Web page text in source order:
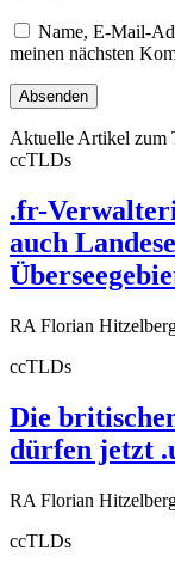
Name, E-Mail-
meinen nächsten
Aktuelle Artikel zum
ccTLDs
.fr-
auch
RA Florian
ccTLDs
Die
dürfen jetzt
RA Florian
ccTLDs